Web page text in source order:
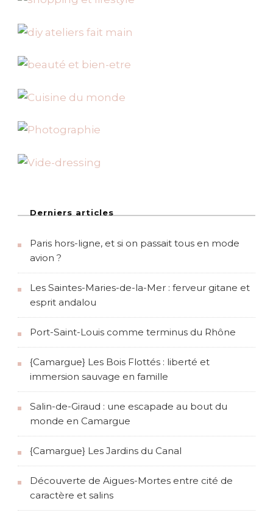
h
r
:
Derniers articles
Paris hors-ligne, et si on passait tous en mode
avion ?
Les Saintes-Maries-de-la-Mer : ferveur gitane et
esprit andalou
Port-Saint-Louis comme terminus du Rhône
{Camargue} Les Bois Flottés : liberté et
immersion sauvage en famille
Salin-de-Giraud : une escapade au bout du
monde en Camargue
{Camargue} Les Jardins du Canal
Découverte de Aigues-Mortes entre cité de
caractère et salins